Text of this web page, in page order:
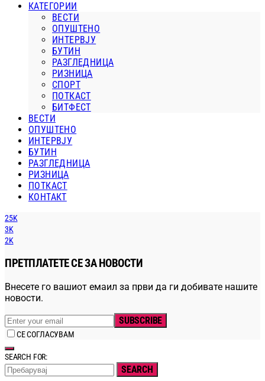
КАТЕГОРИИ
ВЕСТИ
ОПУШТЕНО
ИНТЕРВЈУ
БУТИН
РАЗГЛЕДНИЦА
РИЗНИЦА
СПОРТ
ПОТКАСТ
БИТФЕСТ
ВЕСТИ
ОПУШТЕНО
ИНТЕРВЈУ
БУТИН
РАЗГЛЕДНИЦА
РИЗНИЦА
ПОТКАСТ
КОНТАКТ
25K
3K
2K
ПРЕТПЛАТЕТЕ СЕ ЗА НОВОСТИ
Внесете го вашиот емаил за први да ги добивате нашите
новости.
SUBSCRIBE
СЕ СОГЛАСУВАМ
SEARCH FOR:
SEARCH